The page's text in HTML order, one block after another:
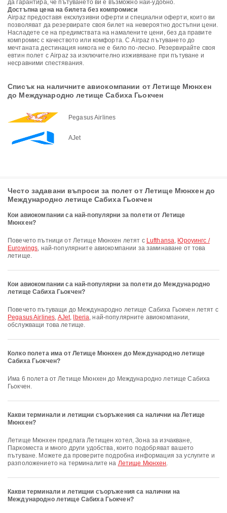
да гарантира, че пътуването ви е възможно най-удобно.
Достъпна цена на билета без компромиси
Airpaz предоставя ексклузивни оферти и специални оферти, които ви
позволяват да резервирате своя билет на невероятно достъпни цени.
Насладете се на предимствата на намалените цени, без да правите
компромис с качеството или комфорта. С Airpaz пътуването до
мечтаната дестинация никога не е било по-лесно. Резервирайте своя
евтин полет с Airpaz за изключително изживяване при пътуване и
несравними спестявания.
Списък на наличните авиокомпании от Летище Мюнхен
до Международно летище Сабиха Гьокчен
Pegasus Airlines
AJet
Често задавани въпроси за полет от Летище Мюнхен до
Международно летище Сабиха Гьокчен
Кои авиокомпании са най-популярни за полети от Летище
Мюнхен?
Повечето пътници от Летище Мюнхен летят с Lufthansa, Юроуингс /
Eurowings, най-популярните авиокомпании за заминаване от това
летище.
Кои авиокомпании са най-популярни за полети до Международно
летище Сабиха Гьокчен?
Повечето пътуващи до Международно летище Сабиха Гьокчен летят с
Pegasus Airlines, AJet, Iberia, най-популярните авиокомпании,
обслужващи това летище.
Колко полета има от Летище Мюнхен до Международно летище
Сабиха Гьокчен?
Има 6 полета от Летище Мюнхен до Международно летище Сабиха
Гьокчен.
Какви терминали и летищни съоръжения са налични на Летище
Мюнхен?
Летище Мюнхен предлага Летищен хотел, Зона за изчакване,
Паркоместа и много други удобства, които подобряват вашето
пътуване. Можете да проверите подробна информация за услугите и
разположението на терминалите на Летище Мюнхен.
Какви терминали и летищни съоръжения са налични на
Международно летище Сабиха Гьокчен?